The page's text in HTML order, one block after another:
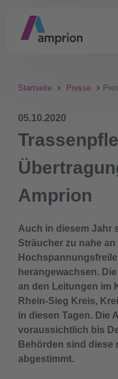
Startseite Presse
05.10.2020
Amprion
Auch in diesem Jahr
Sträucher zu nahe an
herangewachsen.
an den Leitungen im
Rhein-Sieg Kreis,
in diesen Tagen. Die
voraussichtlich bis
Behörden sind diese
abgestimmt.